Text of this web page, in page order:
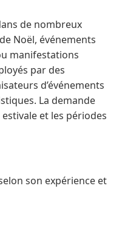
de nombreux
Noël, événements
manifestations
par des
d’événements
La demande
et les périodes
son expérience et